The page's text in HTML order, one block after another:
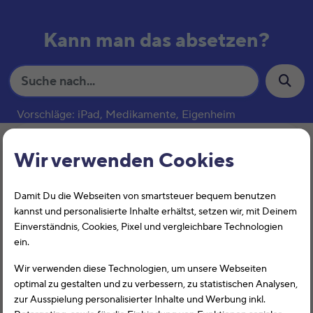
Wir verwenden Cookies
Damit Du die Webseiten von smartsteuer bequem benutzen
kannst und personalisierte Inhalte erhältst, setzen wir, mit Deinem
Einverständnis, Cookies, Pixel und vergleichbare Technologien
ein.
Wir verwenden diese Technologien, um unsere Webseiten
optimal zu gestalten und zu verbessern, zu statistischen Analysen,
zur Ausspielung personalisierter Inhalte und Werbung inkl.
Kann man das absetzen?
S
u
h
Vorschläge: iPad, Medikamente, Eigenheim
Rezepte
Kann manRezeptebei der Steuer
absetzen?